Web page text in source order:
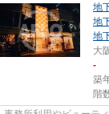
地
地
地
大
-
築
階